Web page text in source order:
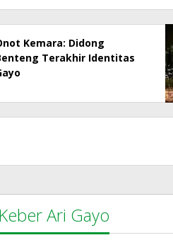
Kemara: Didong
Terakhir Identitas
Keber Ari Gayo